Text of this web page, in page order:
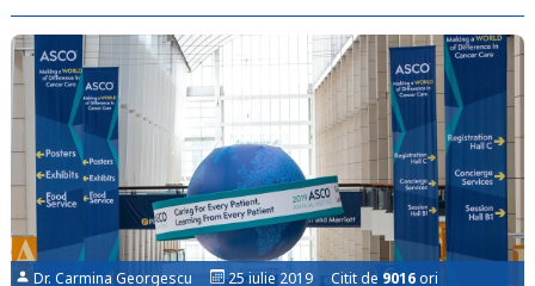
Dr. Carmina Georgescu 25 iulie 2019 Citit de 9016ori